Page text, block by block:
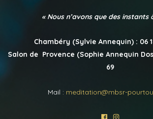
« Nous n’avons que des instants
Chambéry (Sylvie Annequin) : 06
Salon de Provence (Sophie Annequin
69
Mail : meditation@mbsr-